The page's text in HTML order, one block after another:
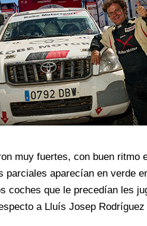
muy fuertes, con buen ritmo
parciales aparecían en verde
coches que le precedían les
a Lluís Josep